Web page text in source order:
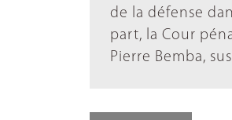
de la défense
part, la Cour
Pierre Bemba,